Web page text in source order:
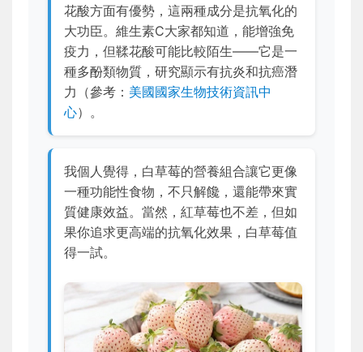
花酸方面有優勢，這兩種成分是抗氧化的
大功臣。維生素C大家都知道，能增強免
疫力，但鞣花酸可能比較陌生——它是一
種多酚類物質，研究顯示有抗炎和抗癌潛
力（參考： 美國國家生物技術資訊中
心）。
我個人覺得，白草莓的營養組合讓它更像
一種功能性食物，不只解饞，還能帶來實
質健康效益。當然，紅草莓也不差，但如
果你追求更高端的抗氧化效果，白草莓值
得一試。